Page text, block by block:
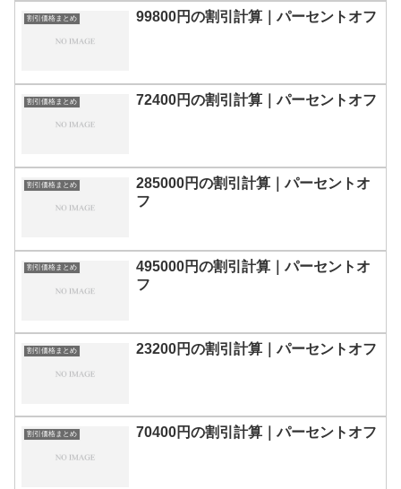
割引価格まとめ 99800円の割引計算｜パーセントオフ
割引価格まとめ 72400円の割引計算｜パーセントオフ
割引価格まとめ
285000円の割引計算｜パーセントオ
フ
割引価格まとめ
495000円の割引計算｜パーセントオ
フ
割引価格まとめ 23200円の割引計算｜パーセントオフ
割引価格まとめ 70400円の割引計算｜パーセントオフ